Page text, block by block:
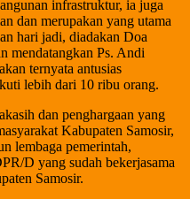
infrastruktur, ia juga
dan merupakan yang utama
hari jadi, diadakan Doa
mendatangkan Ps. Andi
ternyata antusias
lebih dari 10 ribu orang.
dan penghargaan yang
Kabupaten Samosir,
lembaga pemerintah,
D yang sudah bekerjasama
Samosir.